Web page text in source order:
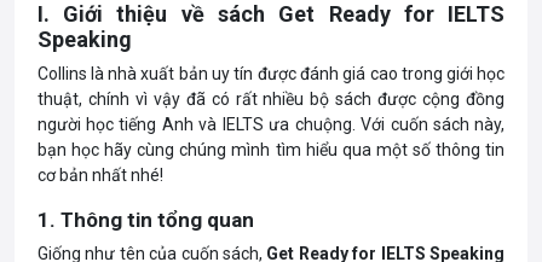
I. Giới thiệu về sách Get Ready for IELTS
Speaking
Collins là nhà xuất bản uy tín được đánh giá cao trong giới học
thuật, chính vì vậy đã có rất nhiều bộ sách được cộng đồng
người học tiếng Anh và IELTS ưa chuộng. Với cuốn sách này,
bạn học hãy cùng chúng mình tìm hiểu qua một số thông tin
cơ bản nhất nhé!
1. Thông tin tổng quan
Giống như tên của cuốn sách, Get Ready for IELTS Speaking